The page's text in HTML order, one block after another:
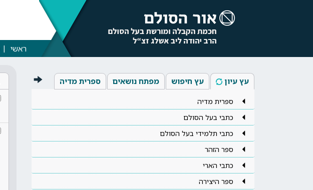
ראשי
עץ עיון עץ חיפוש מפתח נושאים ספרית מדיה
ספרית מדיה
כתבי בעל הסולם
כתבי תלמידי בעל הסולם
ספר הזהר
כתבי הארי
ספר היצירה